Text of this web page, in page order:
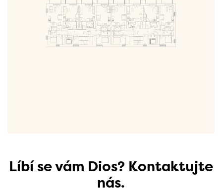
Líbí se vám Dios? Kontaktujte
nás.